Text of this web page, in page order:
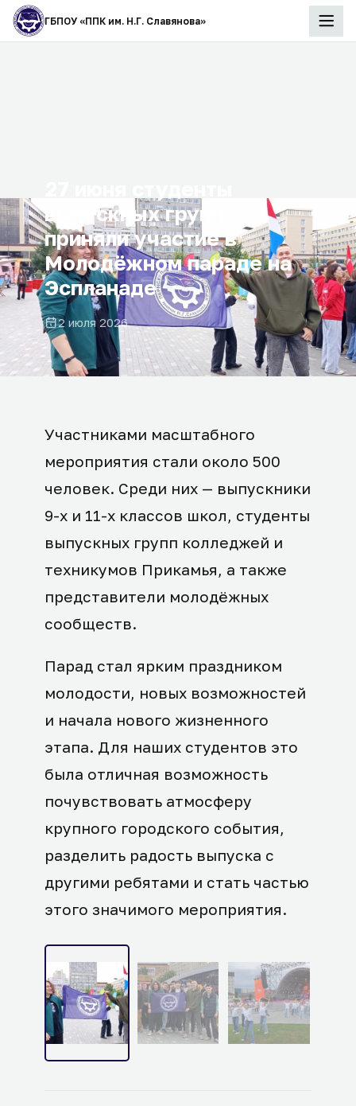
ГБПОУ «ППК им. Н.Г. Славянова»
выпускных групп
приняли участие в
Молодёжном параде на
Эспланаде
2 июля 2026
Участниками масштабного
мероприятия стали около 500
человек. Среди них — выпускники
9-х и 11-х классов школ, студенты
выпускных групп колледжей и
техникумов Прикамья, а также
представители молодёжных
сообществ.
Парад стал ярким праздником
молодости, новых возможностей
и начала нового жизненного
этапа. Для наших студентов это
была отличная возможность
почувствовать атмосферу
крупного городского события,
разделить радость выпуска с
другими ребятами и стать частью
этого значимого мероприятия.